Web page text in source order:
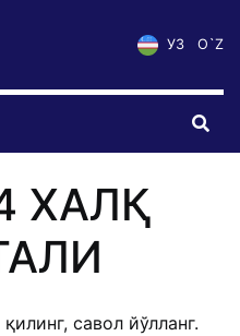
УЗ O`Z
ХАЛҚ
савол йўлланг.